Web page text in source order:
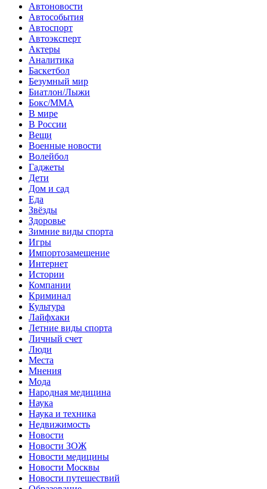
Автоновости
Автособытия
Автоспорт
Автоэксперт
Актеры
Аналитика
Баскетбол
Безумный мир
Биатлон/Лыжи
Бокс/MMA
В мире
В России
Вещи
Военные новости
Волейбол
Гаджеты
Дети
Дом и сад
Еда
Звёзды
Здоровье
Зимние виды спорта
Игры
Импортозамещение
Интернет
Истории
Компании
Криминал
Культура
Лайфхаки
Летние виды спорта
Личный счет
Люди
Места
Мнения
Мода
Народная медицина
Наука
Наука и техника
Недвижимость
Новости
Новости ЗОЖ
Новости медицины
Новости Москвы
Новости путешествий